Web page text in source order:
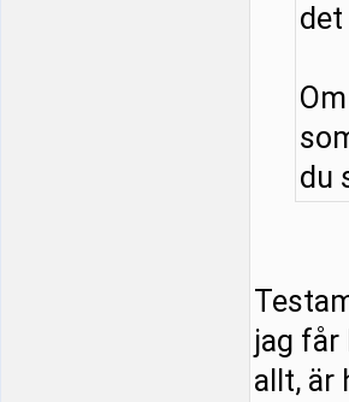
det
du
jag får
allt, är